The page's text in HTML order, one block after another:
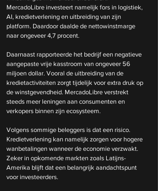
MercadoLibre investeert namelijk fors in logistiek,
AI, kredietverlening en uitbreiding van zijn
platform. Daardoor daalde de nettowinstmarge
naar ongeveer 4,7 procent.
Daarnaast rapporteerde het bedrijf een negatieve
aangepaste vrije kasstroom van ongeveer 56
miljoen dollar. Vooral de uitbreiding van de
kredietactiviteiten zorgt tijdelijk voor extra druk op
de winstgevendheid. MercadoLibre verstrekt
steeds meer leningen aan consumenten en
verkopers binnen zijn ecosysteem.
Volgens sommige beleggers is dat een risico.
Kredietverlening kan namelijk zorgen voor hogere
wanbetalingen wanneer de economie verzwakt.
Zeker in opkomende markten zoals Latijns-
Amerika blijft dat een belangrijk aandachtspunt
voor investeerders.